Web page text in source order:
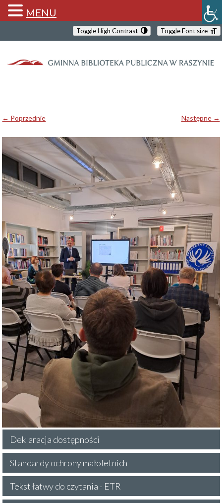
Toggle High Contrast Toggle Font size
← Poprzednie Następne →
Deklaracja dostępności
Standardy ochrony małoletnich
Tekst łatwy do czytania - ETR
MENU